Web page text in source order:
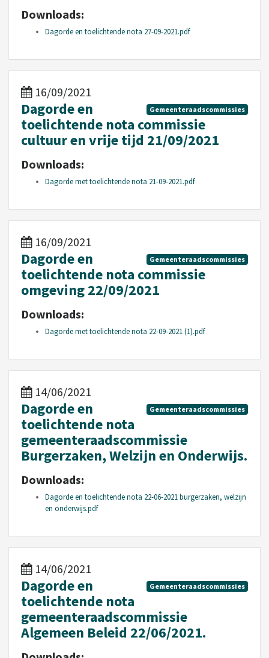
Downloads:
Dagorde en toelichtende nota 27-09-2021.pdf
16/09/2021
Gemeenteraadscommissies
Dagorde en
toelichtende nota commissie
cultuur en vrije tijd 21/09/2021
Downloads:
Dagorde met toelichtende nota 21-09-2021.pdf
16/09/2021
Gemeenteraadscommissies
Dagorde en
toelichtende nota commissie
omgeving 22/09/2021
Downloads:
Dagorde met toelichtende nota 22-09-2021 (1).pdf
14/06/2021
Gemeenteraadscommissies
Dagorde en
toelichtende nota
gemeenteraadscommissie
Burgerzaken, Welzijn en Onderwijs.
Downloads:
Dagorde en toelichtende nota 22-06-2021 burgerzaken, welzijn
en onderwijs.pdf
14/06/2021
Gemeenteraadscommissies
Dagorde en
toelichtende nota
gemeenteraadscommissie
Algemeen Beleid 22/06/2021.